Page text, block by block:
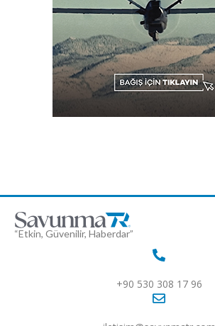
“Etkin, Güvenilir, Haberdar”
+90 530 308 17 96